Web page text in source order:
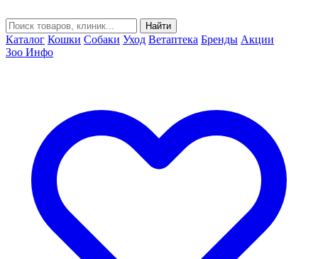
Найти
Каталог Кошки Собаки Уход Ветаптека Бренды Акции
Зоо Инфо